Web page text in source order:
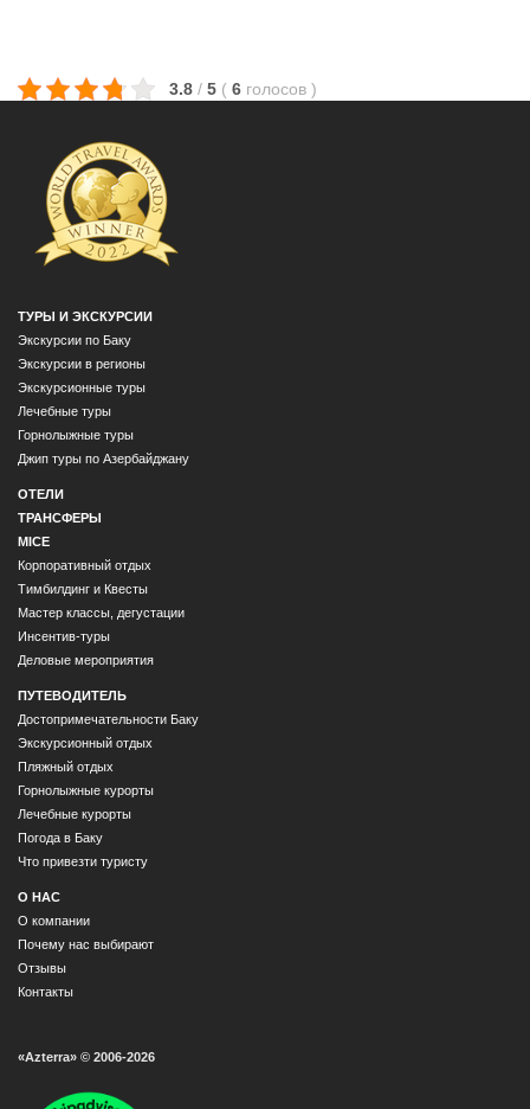
3.8 / 5 ( 6 голосов )
ТУРЫ И ЭКСКУРСИИ
Экскурсии по Баку
Экскурсии в регионы
Экскурсионные туры
Лечебные туры
Горнолыжные туры
Джип туры по Азербайджану
ОТЕЛИ
ТРАНСФЕРЫ
MICE
Корпоративный отдых
Тимбилдинг и Квесты
Мастер классы, дегустации
Инсентив-туры
Деловые мероприятия
ПУТЕВОДИТЕЛЬ
Достопримечательности Баку
Экскурсионный отдых
Пляжный отдых
Горнолыжные курорты
Лечебные курорты
Погода в Баку
Что привезти туристу
О НАС
О компании
Почему нас выбирают
Отзывы
Контакты
«Azterra» © 2006-2026